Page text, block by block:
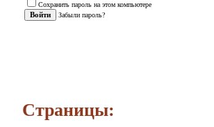
Сохранить пароль на этом компьютере
Забыли пароль?
Страницы: